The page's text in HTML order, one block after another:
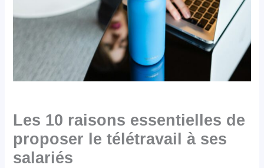
Les 10 raisons essentielles de
proposer le télétravail à ses
salariés